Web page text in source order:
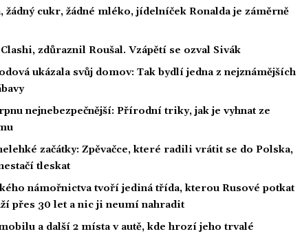
žádný cukr, žádné mléko, jídelníček Ronalda je záměrně
zdůraznil Roušal. Vzápětí se ozval Sivák
ukázala svůj domov: Tak bydlí jedna z nejznámějších
nejnebezpečnější: Přírodní triky, jak je vyhnat ze
začátky: Zpěvačce, které radili vrátit se do Polska,
tleskat
námořnictva tvoří jediná třída, kterou Rusové potkat
přes 30 let a nic ji neumí nahradit
a další 2 místa v autě, kde hrozí jeho trvalé